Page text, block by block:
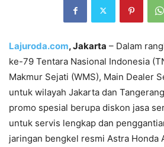
Lajuroda.com, Jakarta – Dalam
ke-79 Tentara Nasional Indonesia
Makmur Sejati (WMS), Main Dealer
untuk wilayah Jakarta dan
promo spesial berupa diskon jasa
untuk servis lengkap dan
jaringan bengkel resmi Astra Honda